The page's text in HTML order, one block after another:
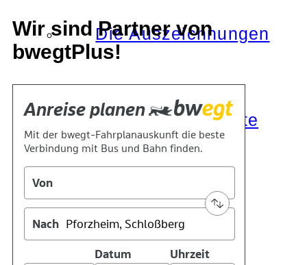
Die Auszeichnungen
Tätigkeitsberichte
Kooperationen
Wir sind Partner von
bwegtPlus!